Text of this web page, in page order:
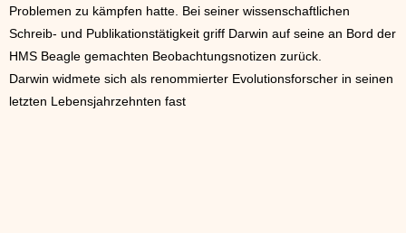
Problemen zu kämpfen hatte. Bei seiner wissenschaftlichen
Schreib- und Publikationstätigkeit griff Darwin auf seine an Bord der
HMS Beagle gemachten Beobachtungsnotizen zurück.
Darwin widmete sich als renommierter Evolutionsforscher in seinen
letzten Lebensjahrzehnten fast